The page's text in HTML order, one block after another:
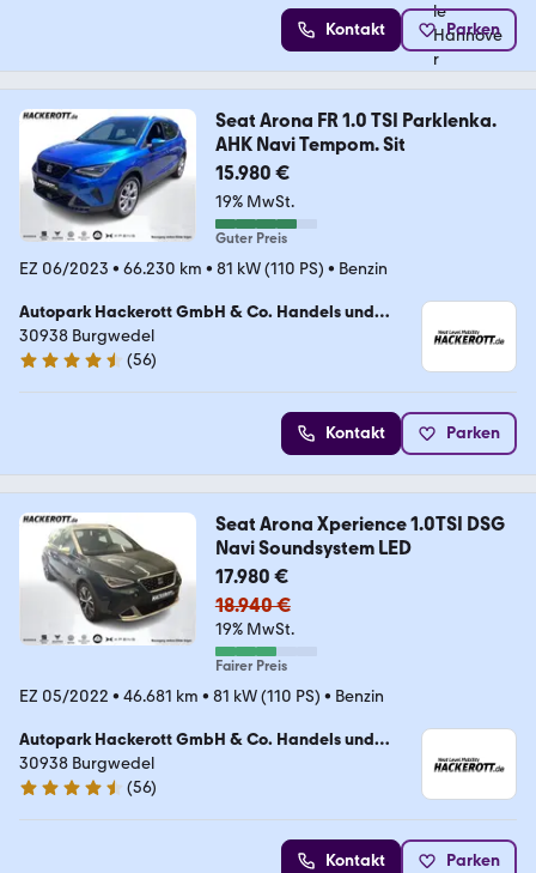
Kontakt Parken
Seat Arona FR 1.0 TSI Parklenka.
AHK Navi Tempom. Sit
15.980 €
19% MwSt.
Guter Preis
EZ 06/2023 • 66.230 km • 81 kW (110 PS) • Benzin
Autopark Hackerott GmbH & Co. Handels und
Service KG
30938 Burgwedel
4.4 Sterne
(56)
Kontakt Parken
Seat Arona Xperience 1.0TSI DSG
Navi Soundsystem LED
17.980 €
18.940 €
19% MwSt.
Fairer Preis
EZ 05/2022 • 46.681 km • 81 kW (110 PS) • Benzin
Autopark Hackerott GmbH & Co. Handels und
Service KG
30938 Burgwedel
4.4 Sterne
(56)
Kontakt Parken